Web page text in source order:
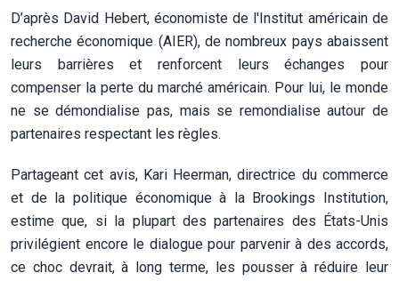
D’après David Hebert, économiste de l'Institut américain de
recherche économique (AIER), de nombreux pays abaissent
leurs barrières et renforcent leurs échanges pour
compenser la perte du marché américain. Pour lui, le monde
ne se démondialise pas, mais se remondialise autour de
partenaires respectant les règles.
Partageant cet avis, Kari Heerman, directrice du commerce
et de la politique économique à la Brookings Institution,
estime que, si la plupart des partenaires des États-Unis
privilégient encore le dialogue pour parvenir à des accords,
ce choc devrait, à long terme, les pousser à réduire leur